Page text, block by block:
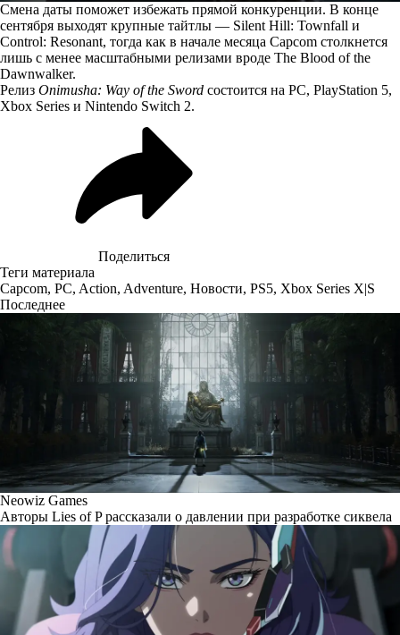
Смена даты поможет избежать прямой конкуренции. В конце
сентября выходят крупные тайтлы — Silent Hill: Townfall и
Control: Resonant, тогда как в начале месяца Capcom столкнется
лишь с менее масштабными релизами вроде The Blood of the
Dawnwalker.
Релиз Onimusha: Way of the Sword состоится на PC, PlayStation 5,
Xbox Series и Nintendo Switch 2.
Поделиться
Теги материала
Capcom, PC, Action, Adventure, Новости, PS5, Xbox Series X|S
Последнее
Neowiz Games
Авторы Lies of P рассказали о давлении при разработке сиквела